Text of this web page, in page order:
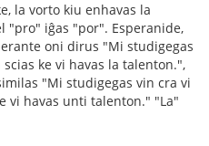
la vorto kiu enhavas la
"pro" iĝas "por". Esperanide,
oni dirus "Mi studigegas
ke vi havas la talenton.",
"Mi studigegas vin cra vi
vi havas unti talenton." "La"